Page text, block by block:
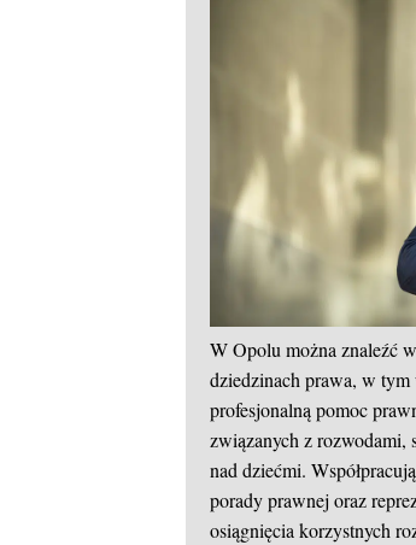
W Opolu można znaleźć
dziedzinach prawa, w
profesjonalną pomoc
związanych z rozwodami,
nad dziećmi.
porady prawnej oraz
osiągnięcia korzystnych